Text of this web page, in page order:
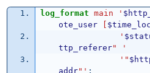
log_format main '
ote_user
'
ttp_referer"
'
'"
addr"' ;